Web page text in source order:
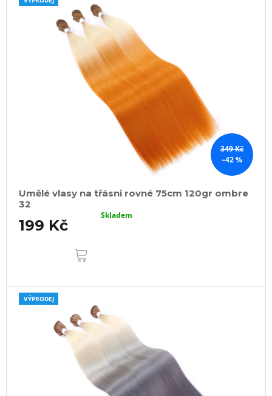
349 Kč
–42 %
Umělé vlasy na třásni rovné 75cm 120gr ombre
32
199 Kč
Skladem
VÝPRODEJ